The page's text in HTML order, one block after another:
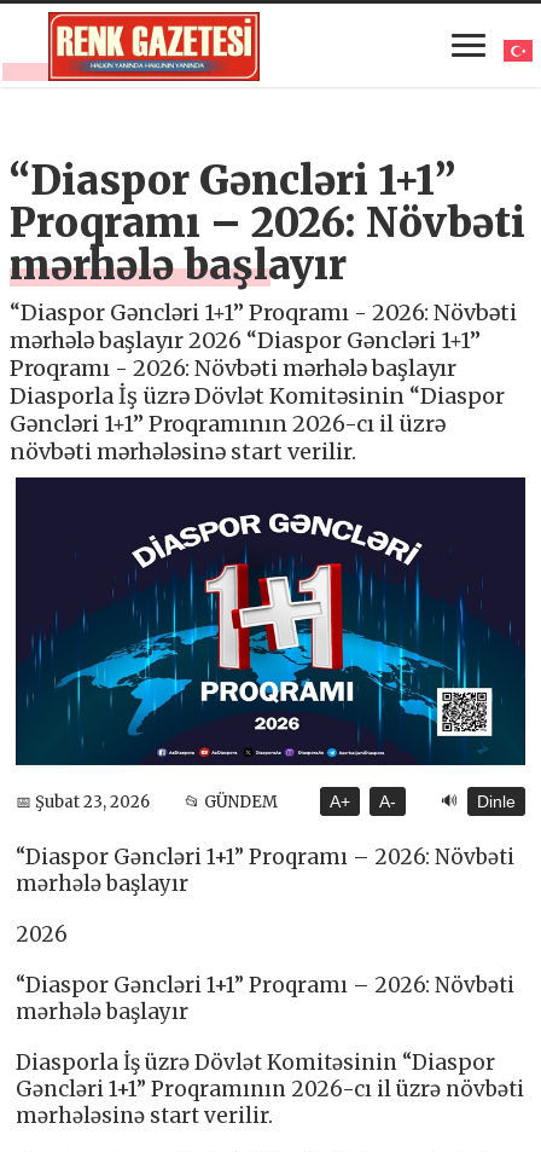
“Diaspor Gəncləri 1+1”
Proqramı – 2026: Növbəti
mərhələ başlayır
“Diaspor Gəncləri 1+1” Proqramı - 2026: Növbəti
mərhələ başlayır 2026 “Diaspor Gəncləri 1+1”
Proqramı - 2026: Növbəti mərhələ başlayır
Diasporla İş üzrə Dövlət Komitəsinin “Diaspor
Gəncləri 1+1” Proqramının 2026-cı il üzrə
növbəti mərhələsinə start verilir.
📅 Şubat 23, 2026 📂 GÜNDEM A+ A- 🔊 Dinle
“Diaspor Gəncləri 1+1” Proqramı – 2026: Növbəti
mərhələ başlayır
2026
“Diaspor Gəncləri 1+1” Proqramı – 2026: Növbəti
mərhələ başlayır
Diasporla İş üzrə Dövlət Komitəsinin “Diaspor
Gəncləri 1+1” Proqramının 2026-cı il üzrə növbəti
mərhələsinə start verilir.